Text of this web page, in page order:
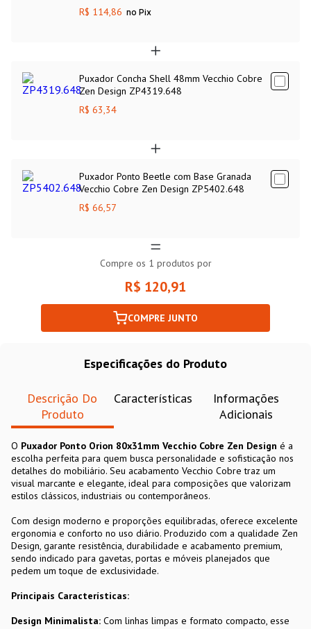
R$ 114,86 no Pix
Puxador Concha Shell 48mm Vecchio Cobre
Zen Design ZP4319.648
R$ 63,34
Puxador Ponto Beetle com Base Granada
Vecchio Cobre Zen Design ZP5402.648
R$ 66,57
Compre os 1 produtos por
R$ 120,91
COMPRE JUNTO
Especificações do Produto
Descrição Do
Produto
Características
Informações
Adicionais
O Puxador Ponto Orion 80x31mm Vecchio Cobre Zen Design é a
escolha perfeita para quem busca personalidade e sofisticação nos
detalhes do mobiliário. Seu acabamento Vecchio Cobre traz um
visual marcante e elegante, ideal para composições que valorizam
estilos clássicos, industriais ou contemporâneos.
Com design moderno e proporções equilibradas, oferece excelente
ergonomia e conforto no uso diário. Produzido com a qualidade Zen
Design, garante resistência, durabilidade e acabamento premium,
sendo indicado para gavetas, portas e móveis planejados que
pedem um toque de exclusividade.
Principais Características:
Design Minimalista: Com linhas limpas e formato compacto, esse